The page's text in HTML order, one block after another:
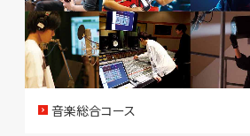
音楽総合コース